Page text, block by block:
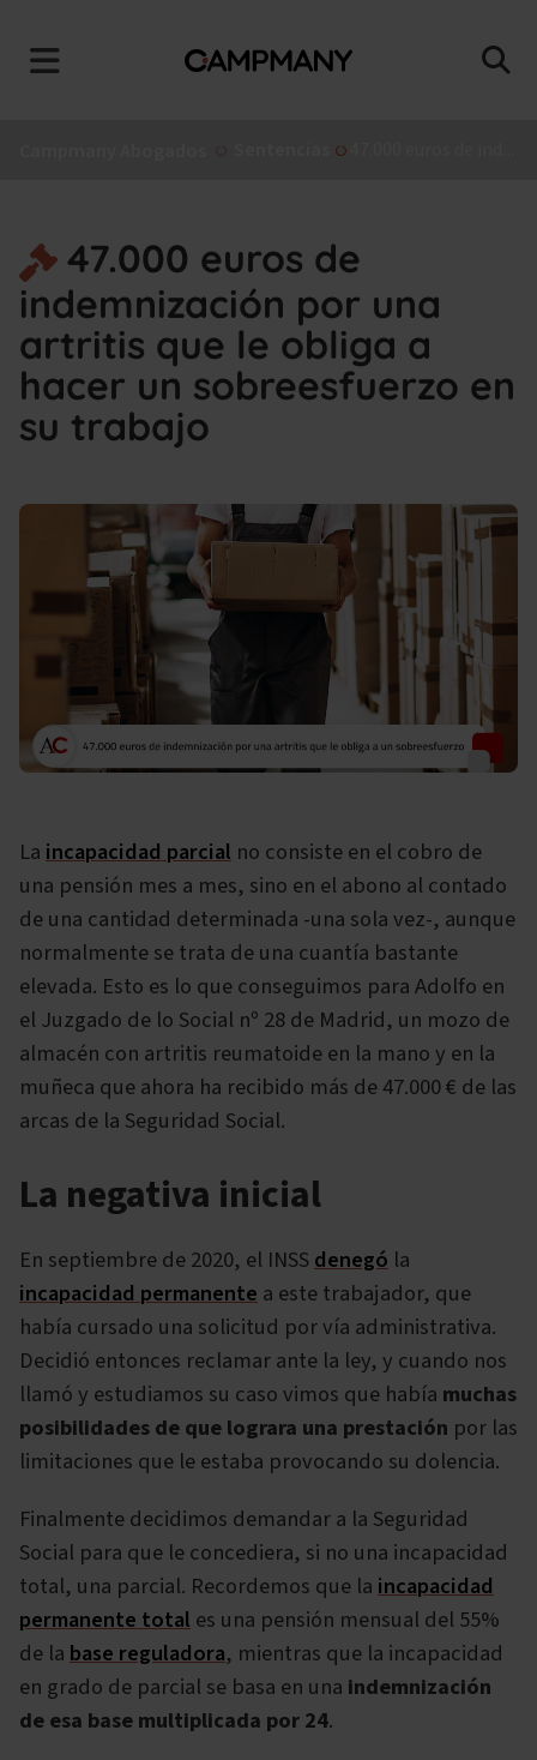
47.000 euros de
indemnización por una
artritis que le obliga a
hacer un sobreesfuerzo en
su trabajo
La incapacidad parcial no consiste en el cobro de
una pensión mes a mes, sino en el abono al contado
de una cantidad determinada -una sola vez-, aunque
normalmente se trata de una cuantía bastante
elevada. Esto es lo que conseguimos para Adolfo en
el Juzgado de lo Social nº 28 de Madrid, un mozo de
almacén con artritis reumatoide en la mano y en la
muñeca que ahora ha recibido más de 47.000 € de las
arcas de la Seguridad Social.
La negativa inicial
En septiembre de 2020, el INSSdenegó la
incapacidad permanente a este trabajador, que
había cursado una solicitud por vía administrativa.
Decidió entonces reclamar ante la ley, y cuando nos
llamó y estudiamos su caso vimos que había muchas
posibilidades de que lograra una prestación por las
limitaciones que le estaba provocando su dolencia.
Finalmente decidimos demandar a la Seguridad
Social para que le concediera, si no una incapacidad
total, una parcial. Recordemos que la incapacidad
permanente total es una pensión mensual del 55%
de la base reguladora, mientras que la incapacidad
en grado de parcial se basa en una indemnización
de esa base multiplicada por 24.